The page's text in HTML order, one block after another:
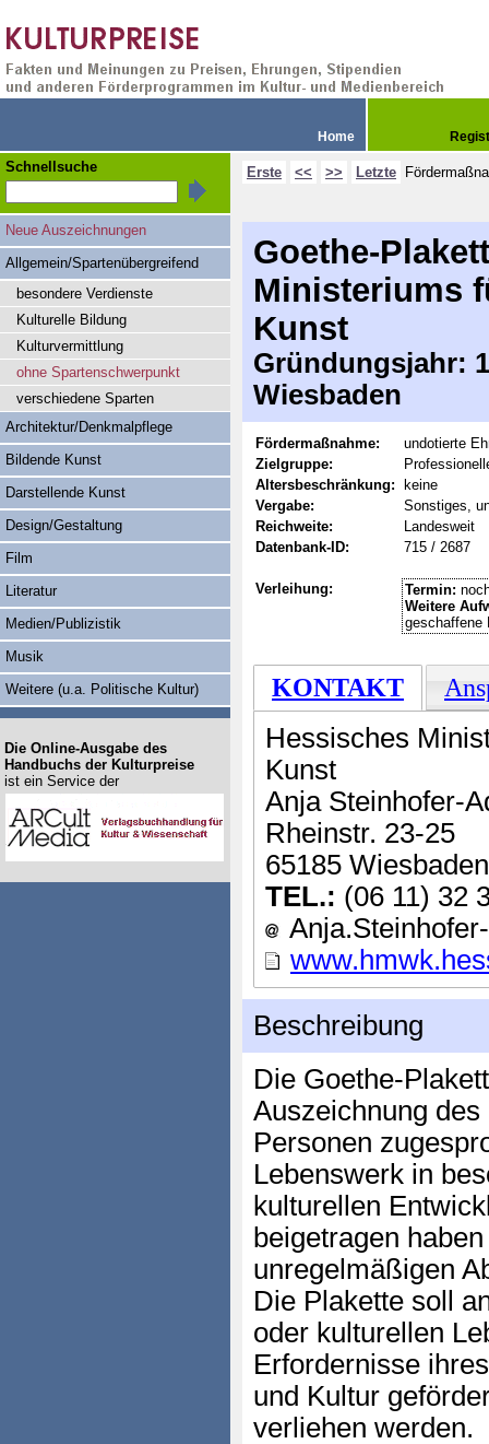
Home
Erste << >> Letzte
Goethe-
Ministeriums
Kunst
Gründungsjahr:
Wiesbaden
Fördermaßnahme:
undotierte
Zielgruppe:
Altersbeschränkung:
keine
Vergabe:
Sonstiges,
Reichweite:
Landesweit
Datenbank-ID:
715 / 2687
Verleihung: Termin:
Weitere
geschaffene
KONTAKT
Hessisches
Kunst
Anja Steinhofer-
Rheinstr. 23-25
65185 Wiesbaden
TEL.: (06 11) 32
Beschreibung
Die Goethe-
Auszeichnung
Personen
Lebenswerk in
kulturellen
beigetragen
unregelmäßigen
Die Plakette soll
oder kulturellen
Erfordernisse
und Kultur
verliehen werden.
Schnellsuche
Neue Auszeichnungen
Allgemein/Spartenübergreifend
besondere Verdienste
Kulturelle Bildung
Kulturvermittlung
ohne Spartenschwerpunkt
verschiedene Sparten
Architektur/Denkmalpflege
Bildende Kunst
Darstellende Kunst
Design/Gestaltung
Film
Literatur
Medien/Publizistik
Musik
Weitere (u.a. Politische Kultur)
Die Online-Ausgabe des
Handbuchs der Kulturpreise
ist ein Service der